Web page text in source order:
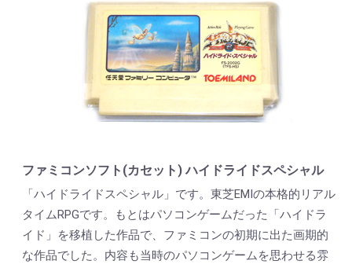
ファミコンソフト(カセット) ハイドライドスペシャル
「ハイドライドスペシャル」です。東芝EMIの本格的リアル
タイムRPGです。もとはパソコンゲームだった「ハイドラ
イド」を移植した作品で、ファミコンの初期に出た画期的
な作品でした。内容も当時のパソコンゲームを思わせる雰